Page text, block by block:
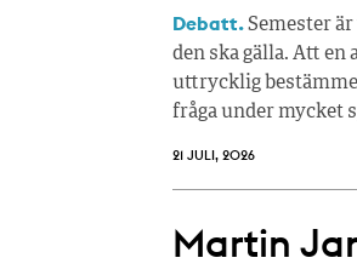
Debatt.Semester
den ska gälla. Att en
uttrycklig
fråga under mycket
21 JULI, 2026
Martin